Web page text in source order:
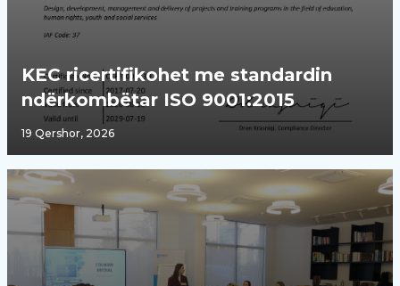
KEC ricertifikohet me standardin
ndërkombëtar ISO 9001:2015
19 Qershor, 2026